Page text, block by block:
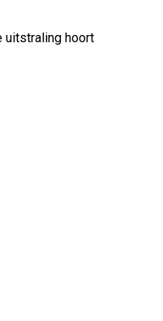
uitstraling hoort